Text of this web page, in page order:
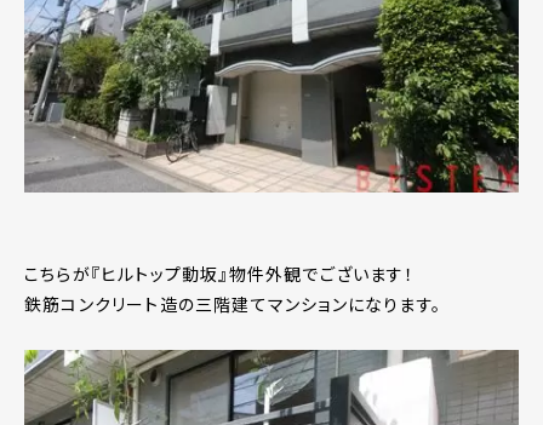
こちらが『ヒルトップ動坂』物件外観でございます！
鉄筋コンクリート造の三階建てマンションになります。